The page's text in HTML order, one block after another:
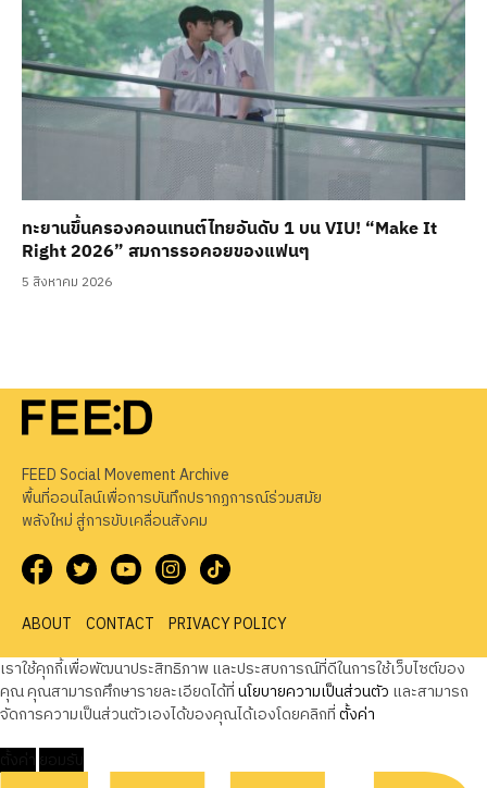
ทะยานขึ้นครองคอนเทนต์ไทยอันดับ 1 บน VIU! “Make It
Right 2026” สมการรอคอยของแฟนๆ
5 สิงหาคม 2026
FEED Social Movement Archive
พื้นที่ออนไลน์เพื่อการบันทึกปรากฏการณ์ร่วมสมัย
พลังใหม่ สู่การขับเคลื่อนสังคม
ABOUT CONTACT
PRIVACY POLICY
เราใช้คุกกี้เพื่อพัฒนาประสิทธิภาพ และประสบการณ์ที่ดีในการใช้เว็บไซต์ของ
คุณ คุณสามารถศึกษารายละเอียดได้ที่นโยบายความเป็นส่วนตัว และสามารถ
จัดการความเป็นส่วนตัวเองได้ของคุณได้เองโดยคลิกที่ตั้งค่า